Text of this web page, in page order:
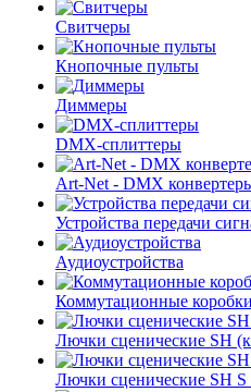
Свитчеры
Кнопочные пульты
Диммеры
DMX-сплиттеры
Art-Net - DMX
Устройства передачи
Аудиоустройства
Коммутационные коробки
Лючки сценические SH
Лючки сценические SH